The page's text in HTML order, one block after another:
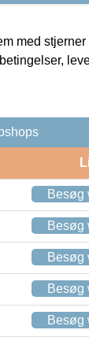
med stjerner
Besøg
Besøg
Besøg
Besøg
Besøg